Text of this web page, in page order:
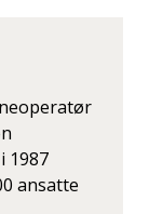
1987
ansatte